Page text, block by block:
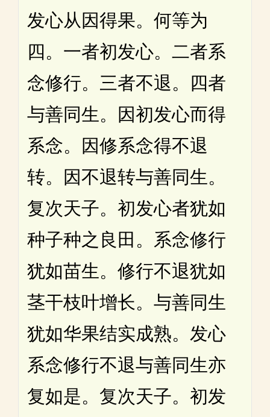
发心从因得果。何等为
四。一者初发心。二者系
念修行。三者不退。四者
与善同生。因初发心而得
系念。因修系念得不退
转。因不退转与善同生。
复次天子。初发心者犹如
种子种之良田。系念修行
犹如苗生。修行不退犹如
茎干枝叶增长。与善同生
犹如华果结实成熟。发心
系念修行不退与善同生亦
复如是。复次天子。初发